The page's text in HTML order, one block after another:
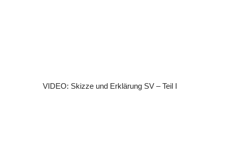
VIDEO: Skizze und Erklärung SV – Teil I